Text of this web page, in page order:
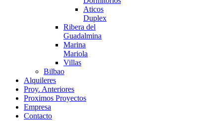
Aticos
Duplex
Ribera del
Guadalmina
Marina
Mariola
Villas
Bilbao
Alquileres
Proy. Anteriores
Proximos Proyectos
Empresa
Contacto